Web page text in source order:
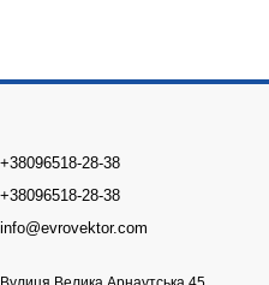
+38096518-28-38
+38096518-28-38
info@evrovektor.com